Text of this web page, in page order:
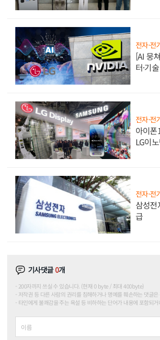
전자·전
[AI 뭉
터·기
전자·전
아이폰
LG이
전자·전
삼성전
급
기사댓글0개
200자까지 쓰실 수 있습니다. (현재 0 byte / 최대 400byte)
저작권 등 다른 사람의 권리를 침해하거나 명예를 훼손하는 댓글
타인에게 불쾌감을 주는 욕설 등 비하하는 단어가 내용에 포함되